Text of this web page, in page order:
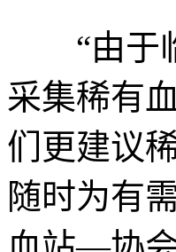
“由于临
采集稀有
们更建议
随时为有